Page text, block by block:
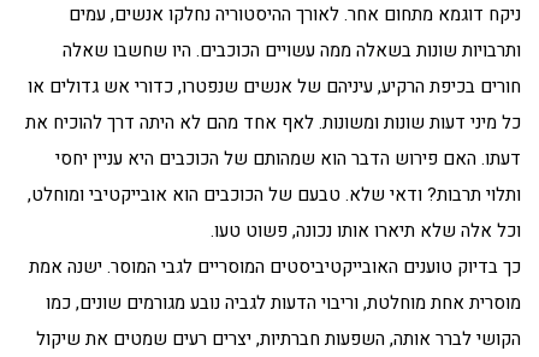
ניקח דוגמא מתחום אחר. לאורך ההיסטוריה נחלקו אנשים, עמים
ותרבויות שונות בשאלה ממה עשויים הכוכבים. היו שחשבו שאלה
חורים בכיפת הרקיע, עיניהם של אנשים שנפטרו, כדורי אש גדולים או
כל מיני דעות שונות ומשונות. לאף אחד מהם לא היתה דרך להוכיח את
דעתו. האם פירוש הדבר הוא שמהותם של הכוכבים היא עניין יחסי
ותלוי תרבות? ודאי שלא. טבעם של הכוכבים הוא אובייקטיבי ומוחלט,
וכל אלה שלא תיארו אותו נכונה, פשוט טעו.
כך בדיוק טוענים האובייקטיביסטים המוסריים לגבי המוסר. ישנה אמת
מוסרית אחת מוחלטת, וריבוי הדעות לגביה נובע מגורמים שונים, כמו
הקושי לברר אותה, השפעות חברתיות, יצרים רעים שמטים את שיקול